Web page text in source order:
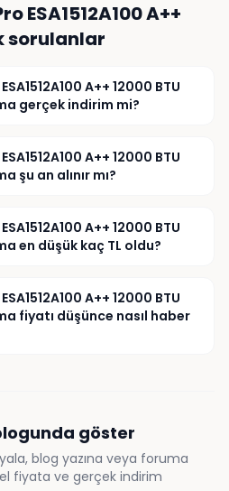
ESA1512A100 A++
sorulanlar
A++ 12000 BTU
gerçek indirim mi?
A++ 12000 BTU
şu an alınır mı?
A++ 12000 BTU
en düşük kaç TL oldu?
A++ 12000 BTU
fiyatı düşünce nasıl haber
göster
blog yazına veya foruma
fiyata ve gerçek indirim